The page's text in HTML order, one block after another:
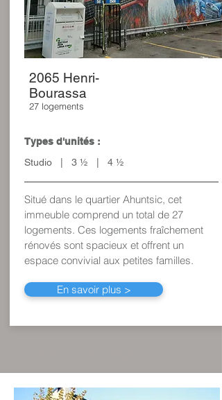
2065 Henri-
Bourassa
27 logements
Types d'unités :
Studio | 3 ½ | 4 ½
Situé dans le quartier Ahuntsic, cet
immeuble comprend un total de 27
logements. Ces logements fraîchement
rénovés sont spacieux et offrent un
espace convivial aux petites familles.
En savoir plus >